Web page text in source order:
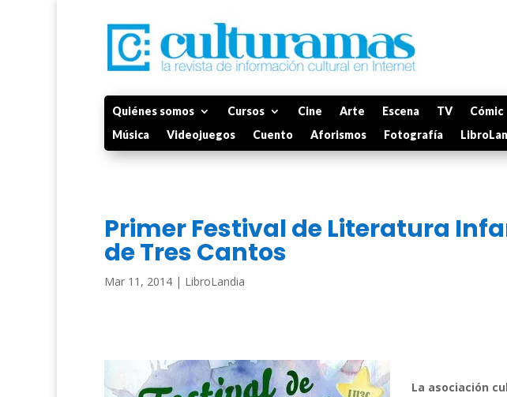
Quiénes somos Cursos Cine Arte Escena TV Cómic
Música
Videojuegos Cuento Aforismos Fotografía
Primer Festival de Literatura
de Tres Cantos
Mar 11, 2014 | LibroLandia
La asociación